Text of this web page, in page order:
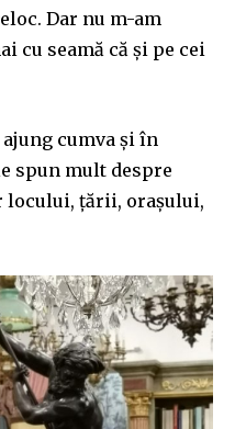
Dar nu m-am
cu seamă că și pe cei
cumva și în
spun mult despre
locului, țării, orașului,